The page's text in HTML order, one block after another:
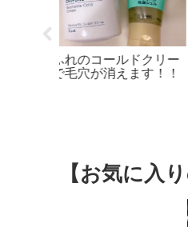
非常食を食べてみた♪
【お気に入